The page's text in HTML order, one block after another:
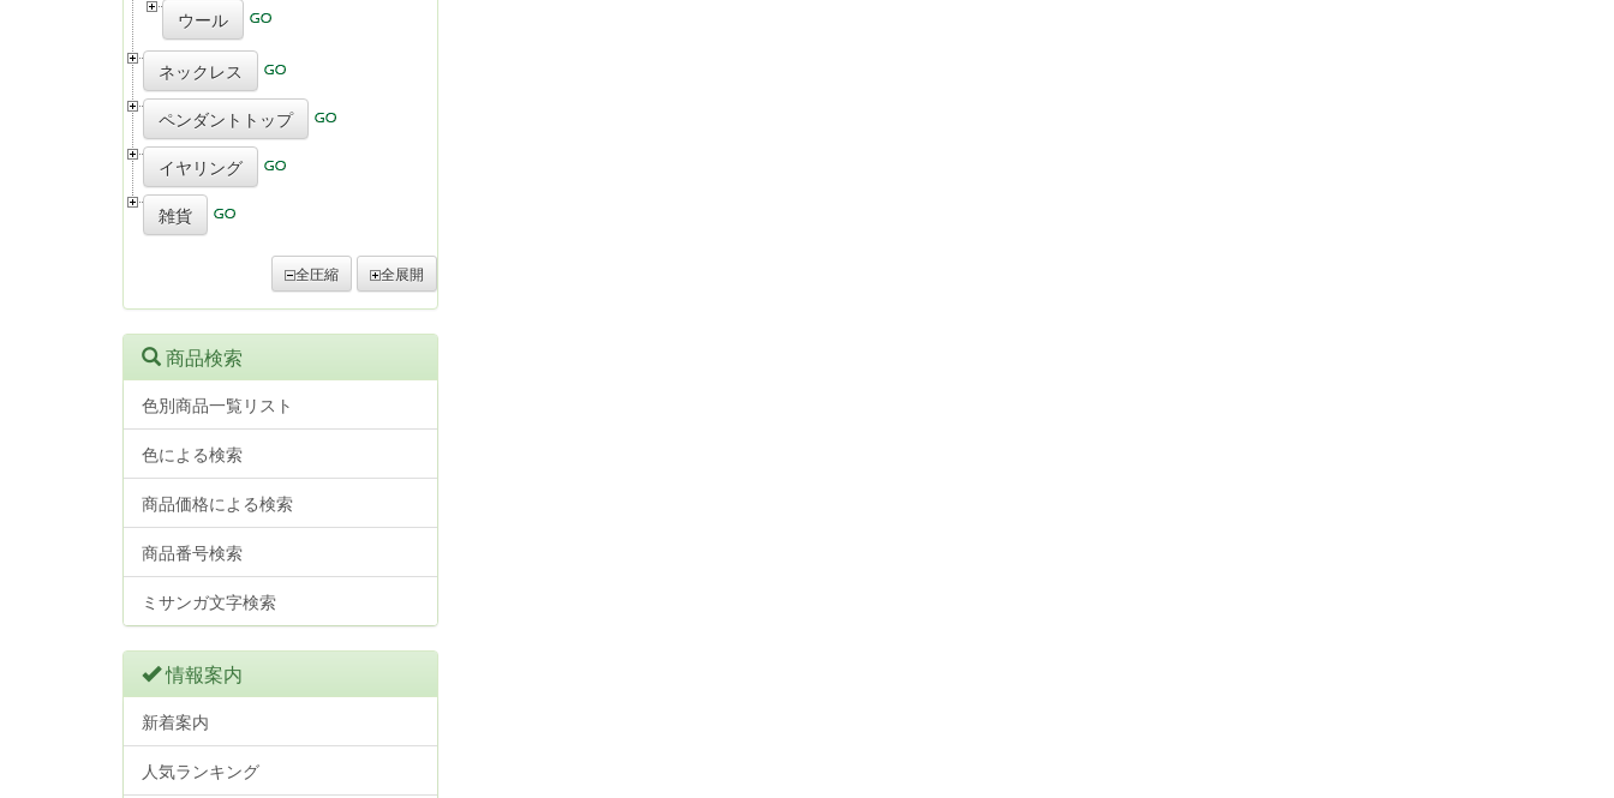
ウール
ネックレス
ペンダントトップ
イヤリング
雑貨
全圧縮 全展開
商品検索
色別商品一覧リスト
色による検索
商品価格による検索
商品番号検索
ミサンガ文字検索
情報案内
新着案内
人気ランキング